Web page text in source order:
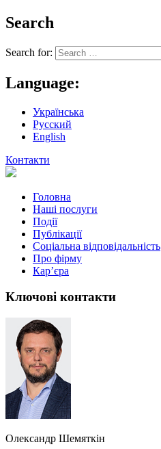
Search
Search for:
Language:
Українська
Русский
English
Контакти
Головна
Наші послуги
Події
Публікації
Соціальна відповідальність
Про фiрму
Кар’єра
Ключові контакти
Олександр Шемяткін